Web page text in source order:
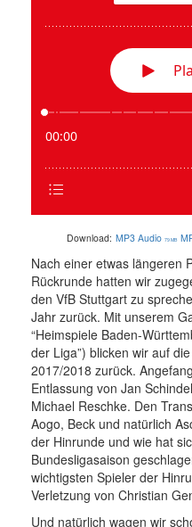
Download: MP3 Audio 79 MB
Nach einer etwas längeren
Rückrunde hatten wir
den VfB Stuttgart zu
Jahr zurück. Mit unserem
“Heimspiele Baden-
der Liga”) blicken wir auf
2017/2018 zurück.
Entlassung von Jan
Michael Reschke. Den
Aogo, Beck und natürlich
der Hinrunde und wie hat
Bundesligasaison
wichtigsten Spieler der
Verletzung von Christian
Und natürlich wagen wir